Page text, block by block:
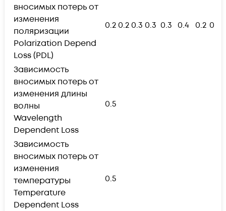
вносимых потерь от
изменения
поляризации
Polarization Depend
Loss (PDL)
0.20.20.3 0.3 0.3 0.4 0.2 0.2
Зависимость
вносимых потерь от
изменения длины
волны
Wavelength
Dependent Loss
0.5
Зависимость
вносимых потерь от
изменения
температуры
Temperature
Dependent Loss
0.5